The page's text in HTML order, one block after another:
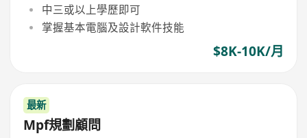
中三或以上學歷即可
掌握基本電腦及設計軟件技能
$8K-10K/月
最新
Mpf規劃顧問